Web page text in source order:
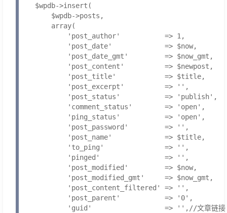
$wpdb->insert(
$wpdb->posts,
array(
'post_author'           => 1,
'post_date'             => $now,
'post_date_gmt'         => $now_gmt,
'post_content'          => $newpost,
'post_title'            => $title,
'post_excerpt'          => '',
'post_status'           => 'publish',
'comment_status'        => 'open',
'ping_status'           => 'open',
'post_password'         => '',
'post_name'             => $title,
'to_ping'               => '',
'pinged'                => '',
'post_modified'         => $now,
'post_modified_gmt'     => $now_gmt,
'post_content_filtered' => '',
'post_parent'           => '0',
'guid'                  => '',//文章链接